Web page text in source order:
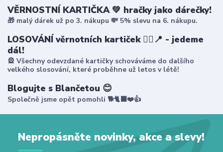
VĚRNOSTNÍ KARTIČKA 💚 hračky jako dárečky!
🎁 malý dárek už po 3. nákupu 💸 5% slevu na 6. nákupu.
LOSOVÁNÍ věrnotních kartiček 🤸‍♀️📍 - jedeme
dál!
🎡 Všechny odevzdané kartičky schováváme do dalšího
velkého slosování, které proběhne už letos v létě!
Blogujte s Blančetou 😊
Společně jsme opět pomohli 🐕🐈‍⬛❤️👍
Nepropásněte novinky, akce a slevy!